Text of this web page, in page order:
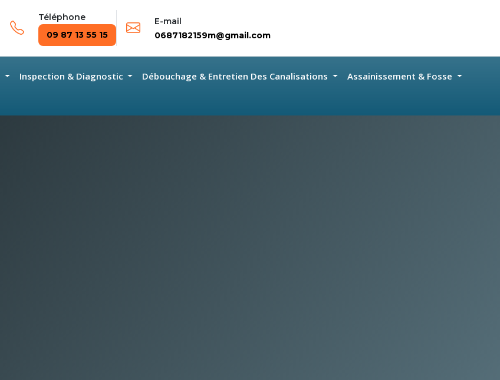
Téléphone
09 87 13 55 15
E-mail
0687182159m@gmail.com
Inspection & Diagnostic Débouchage & Entretien Des Canalisations
Assainissement & Fosse